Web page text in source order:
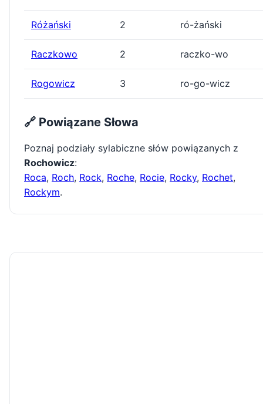
Różański 2 ró-żański
Raczkowo 2 raczko-wo
Rogowicz 3 ro-go-wicz
🔗 Powiązane Słowa
Poznaj podziały sylabiczne słów powiązanych z
Rochowicz:
Roca, Roch, Rock, Roche, Rocie, Rocky, Rochet,
Rockym.